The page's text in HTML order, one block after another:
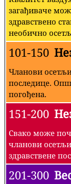
загађиваче
здравствено
необично
101-150
Чланови
последице.
погођена.
151-200
Свако може
чланови
здравствене
201-300